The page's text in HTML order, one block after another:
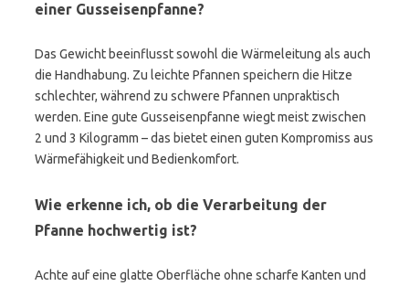
einer Gusseisenpfanne?
Das Gewicht beeinflusst sowohl die Wärmeleitung als auch
die Handhabung. Zu leichte Pfannen speichern die Hitze
schlechter, während zu schwere Pfannen unpraktisch
werden. Eine gute Gusseisenpfanne wiegt meist zwischen
2 und 3 Kilogramm – das bietet einen guten Kompromiss aus
Wärmefähigkeit und Bedienkomfort.
Wie erkenne ich, ob die Verarbeitung der
Pfanne hochwertig ist?
Achte auf eine glatte Oberfläche ohne scharfe Kanten und